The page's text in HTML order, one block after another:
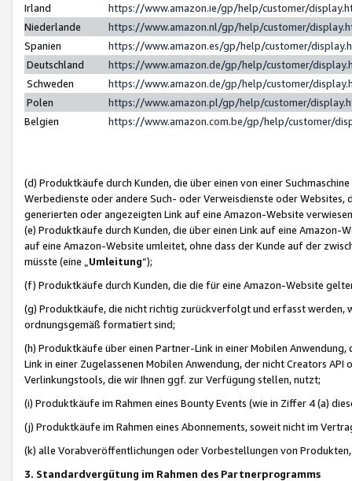
Irland
https://www.amazon.ie/gp/help/customer/
Niederlande
https://www.amazon.nl/gp/help/customer/
Spanien
https://www.amazon.es/gp/help/customer/
Deutschland
https://www.amazon.de/gp/help/customer/
Schweden
https://www.amazon.de/gp/help/customer/
Polen
https://www.amazon.pl/gp/help/customer/
Belgien
https://www.amazon.com.be/gp/help/customer/
(d) Produktkäufe durch Kunden, die über einen von einer
Werbedienste oder andere Such- oder Verweisdienste oder Websites,
generierten oder angezeigten Link auf eine Amazon-Website
(e) Produktkäufe durch Kunden, die über einen Link auf eine
auf eine Amazon-Website umleitet, ohne dass der Kunde auf der
müsste (eine „ Umleitung“);
(f) Produktkäufe durch Kunden, die die für eine Amazon-Website
(g) Produktkäufe, die nicht richtig zurückverfolgt und erfasst werden,
ordnungsgemäß formatiert sind;
(h) Produktkäufe über einen Partner-Link in einer Mobilen
Link in einer Zugelassenen Mobilen Anwendung, der nicht Creators
Verlinkungstools, die wir Ihnen ggf. zur Verfügung stellen, nutzt;
(i) Produktkäufe im Rahmen eines Bounty Events (wie in Ziffer 4 (a)
(j) Produktkäufe im Rahmen eines Abonnements, soweit nicht im
(k) alle Vorabveröffentlichungen oder Vorbestellungen von
3. Standardvergütung im Rahmen des Partnerprogramms